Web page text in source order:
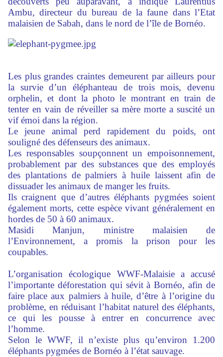
Ambu, directeur du bureau de la faune dans l’Etat
malaisien de Sabah, dans le nord de l’île de Bornéo.
Les plus grandes craintes demeurent par ailleurs pour
la survie d’un éléphanteau de trois mois, devenu
orphelin, et dont la photo le montrant en train de
tenter en vain de réveiller sa mère morte a suscité un
vif émoi dans la région.
Le jeune animal perd rapidement du poids, ont
souligné des défenseurs des animaux.
Les responsables soupçonnent un empoisonnement,
probablement par des substances que des employés
des plantations de palmiers à huile laissent afin de
dissuader les animaux de manger les fruits.
Ils craignent que d’autres éléphants pygmées soient
également morts, cette espèce vivant généralement en
hordes de 50 à 60 animaux.
Masidi Manjun, ministre malaisien de
l’Environnement, a promis la prison pour les
coupables.
L’organisation écologique WWF-Malaisie a accusé
l’importante déforestation qui sévit à Bornéo, afin de
faire place aux palmiers à huile, d’être à l’origine du
problème, en réduisant l’habitat naturel des éléphants,
ce qui les pousse à entrer en concurrence avec
l’homme.
Selon le WWF, il n’existe plus qu’environ 1.200
éléphants pygmées de Bornéo à l’état sauvage.